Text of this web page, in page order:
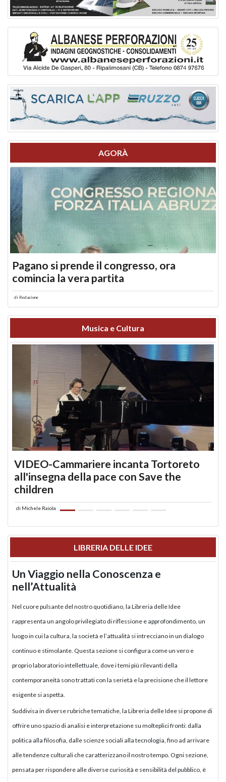
AGORÀ
Pagano si prende il congresso, ora
comincia la vera partita
di Redazione
Musica e Cultura
VIDEO-Cammariere incanta Tortoreto
all'insegna della pace con Save the
children
di Michele Raiola
LIBRERIA DELLE IDEE
Un Viaggio nella Conoscenza e
nell’Attualità
Nel cuore pulsante del nostro quotidiano, la Libreria delle Idee
rappresenta un angolo privilegiato di riflessione e approfondimento, un
luogo in cui la cultura, la società e l’attualità si intrecciano in un dialogo
continuo e stimolante. Questa sezione si configura come un vero e
proprio laboratorio intellettuale, dove i temi più rilevanti della
contemporaneità sono trattati con la serietà e la precisione che il lettore
esigente si aspetta.
Suddivisa in diverse rubriche tematiche, la Libreria delle Idee si propone di
offrire uno spazio di analisi e interpretazione su molteplici fronti: dalla
politica alla filosofia, dalle scienze sociali alla tecnologia, fino ad arrivare
alle tendenze culturali che caratterizzano il nostro tempo. Ogni sezione,
pensata per rispondere alle diverse curiosità e sensibilità del pubblico, è